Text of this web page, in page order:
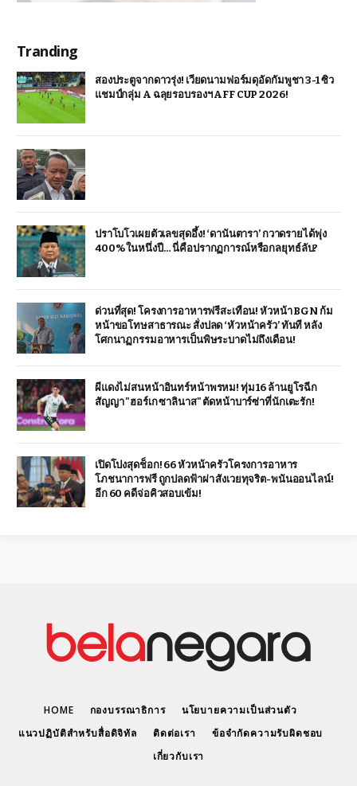
Tranding
สองประตูจากดาวรุ่ง! เวียดนามฟอร์มดุอัดกัมพูชา 3-1 ซิว
แชมป์กลุ่ม A ฉลุยรอบรองฯ AFF CUP 2026!
ปราโบโวเผยตัวเลขสุดอึ้ง! ‘ดานันตารา’ กวาดรายได้พุ่ง
400% ในหนึ่งปี… นี่คือปรากฏการณ์หรือกลยุทธ์ลับ?
ด่วนที่สุด! โครงการอาหารฟรีสะเทือน! หัวหน้า BGN ก้ม
หน้าขอโทษสาธารณะ สั่งปลด ‘หัวหน้าครัว’ ทันที หลัง
โศกนาฏกรรมอาหารเป็นพิษระบาดไม่ถึงเดือน!
ผีแดงไม่สนหน้าอินทร์หน้าพรหม! ทุ่ม 16 ล้านยูโรฉีก
สัญญา "ฮอร์เก ซาลินาส" ตัดหน้าบาร์ซ่าที่นักเตะรัก!
เปิดโปงสุดช็อก! 66 หัวหน้าครัวโครงการอาหาร
โภชนาการฟรี ถูกปลดฟ้าผ่า สังเวยทุจริต-พนันออนไลน์!
อีก 60 คดีจ่อคิวสอบเข้ม!
HOME กองบรรณาธิการ
นโยบายความเป็นส่วนตัว
แนวปฏิบัติสำหรับสื่อดิจิทัล
ติดต่อเรา
ข้อจำกัดความรับผิดชอบ
เกี่ยวกับเรา